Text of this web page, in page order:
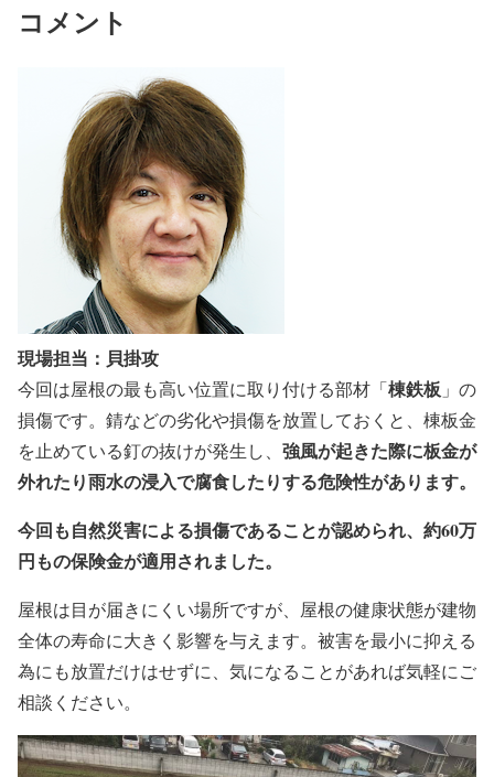
コメント
現場担当：貝掛攻
今回は屋根の最も高い位置に取り付ける部材「棟鉄板 」の
損傷です。錆などの劣化や損傷を放置しておくと、棟板金
を止めている釘の抜けが発生し、 強風が起きた際に板金が
外れたり雨水の浸入で腐食したりする危険性があります。
今回も自然災害による損傷であることが認められ、約60万
円もの保険金が適用されました。
屋根は目が届きにくい場所ですが、屋根の健康状態が建物
全体の寿命に大きく影響を与えます。被害を最小に抑える
為にも放置だけはせずに、気になることがあれば気軽にご
相談ください。